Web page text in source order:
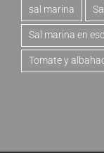
sal marina
Sal marina en
Tomate y